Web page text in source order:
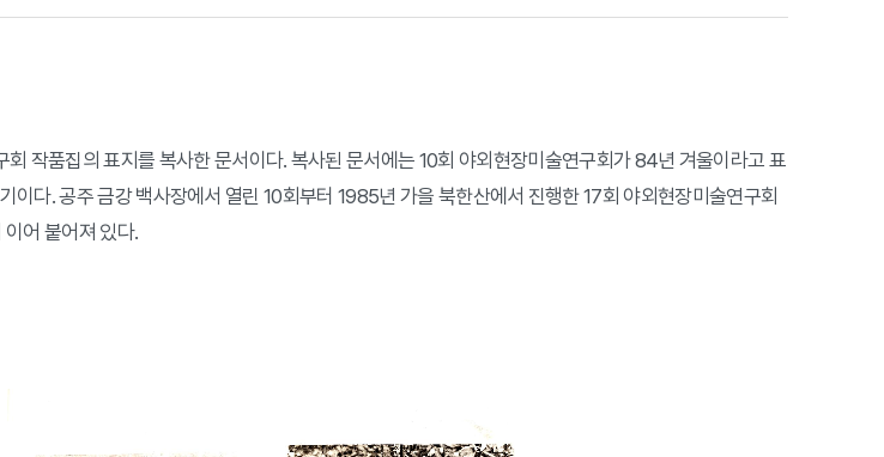
회 작품집의 표지를 복사한 문서이다. 복사된 문서에는 10회 야외현장미술연구회가 84년 겨울이라고 표
이다. 공주 금강 백사장에서 열린 10회부터 1985년 가을 북한산에서 진행한 17회 야외현장미술연구회
이어 붙어져 있다.